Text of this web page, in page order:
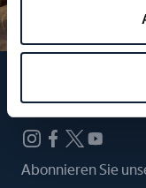
Folgen Sie uns
Abonnieren Sie